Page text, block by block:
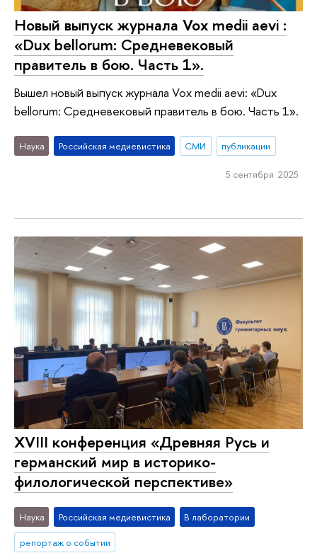
Новый выпуск журнала Vox medii aevi :
«Dux bellorum: Средневековый
правитель в бою. Часть 1».
Вышел новый выпуск журнала Vox medii aevi: «Dux
bellorum: Средневековый правитель в бою. Часть 1».
Наука Российская медиевистика СМИ публикации
5 сентября 2025
XVIII конференция «Древняя Русь и
германский мир в историко-
филологической перспективе»
Наука Российская медиевистика
В лаборатории
репортаж о событии